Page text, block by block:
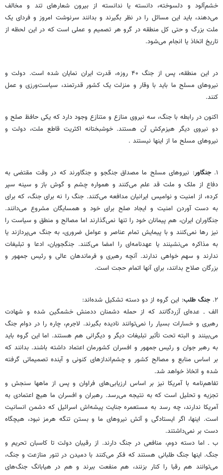
خشم‌آلود و دلسوخته، دانسته یا ندانسته از بیرون شعارهای تند و مخالف
می‌دهند، باید این مسائل را در نظر بگیرند و بدانند سرنوشت امروز و فردای یک
ملت بزرگ و حتی کل منطقه در گرو هر تصمیم و عملی است که در این لحظه از
تاریخ اتخاذ یا انجام می‌شود.
در این منطقه، پس از جنگ ۴۰ روزه، قدرت ایران نمایان شده است. دولت و
نیروهای مسلح ما باید با وقار و منزلت یک کشور قدرتمند، سیاست‌ورزی و عمل
کنند.
اکنون در رابطه با جنگ، سه نیروی منازع و متنازع وجود دارد که یکی حافظ صلح و
دو نیروی دیگر هیزم‌کش آن هستند. خوشبختانه اکثریت قاطع ملت، دولت و
نیروهای مسلح ما از اینها نیستند .
۱. جنگاور: نیروهای مسلح ما مصداق جنگجو و جنگاورند که در وقت مقتضی به
دفاع از ملک و ملت قد علم می‌کنند و همواره چشم و گوش باز و سینه سپر
کرده، از امنیت و نوامیس ایرانیان مدافعه می‌کنند. جنگ را نه برای جنگ، که برای
به دست آوردن امنیت و ایجاد صلح برای خود و همسایگان مشروع می‌دانند.
جنگاوران ایران، هم پیمانان خود را تنها نمی‌گذارند اما مصالح و منطق و سیاست را
نیز رها نمی‌کنند و با پیمایش تمام عناصر و عوامل ضروری، به جنگ می‌پردازند یا
به مذاکره می‌نشینند یا عهدنامه‌ای را امضا می‌کنند. جنگجویان، ادعا و تبلیغات
ندارند و سهم خواهی ندارند. آنچه رهبری و فرماندهان عالی و رئیس جمهور و
بزرگان صلاح بدانند، برای آنها اتمام حجت است.
۲. جنگ طلب: این گروه از دو دسته تشکیل شده‌اند:
الف ـ عده‌ای آزردگانند که از حمله دشمنان ددمنش خشمگین شده و شهادت
رهبری و خسارات بسیار را نمی‌توانند نادیده بگیرند. لاجرم، چاره را در دوام جنگ
می‌بینند و البته تحت تأثیر تبلیغات دیگر و دیگرانی هم هستند. اما این گروه باید
به رهبر جوان و رئیس جمهور و افسران کشورمان اعتماد داشته باشند. بدانند که
بر اساس منابع و مصالح کشور و چشم‌اندازهای کنونی و آینده تصمیماتی گرفته
شده و اتخاذ خواهد شد.
تفاهم‌نامه با آمریکا نیز بر اساس ارزیابی‌های فراوان و پس از ماهها سنجش و
تجزیه و تحلیل است که به نتیجه می‌رسد. رهبران و افسران ما هیچ اعتمادی به
آمریکا ندارند، چه رسد به مستعمره جنایت پیشه‌اش اسرائیل که دشمن انسانیت
است. اینها، اگر ایستادگی و آتش نیروهای ما و بستن تنگه هرمز نبود، هیچگاه
دست بر نمی‌داشتند.
ب ـ اما دسته دوم، منافعی در جنگ دارند. از رقیبان دولت تا کاسبان تحریم و
جنگ. اینها جنگ طلبانی هستند که فکر می‌کنند با دمیدن در تنور منازعت و جنگ،
می‌توانند هم رقبا را کنار بزنند، هم منفعت ببرند و هم در هیابانگ جنگ‌های